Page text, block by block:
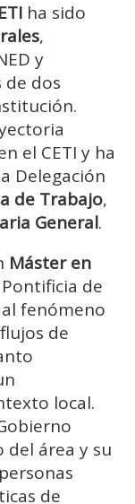
ha sido
,
y
dos
el CETI y ha
Delegación
de Trabajo,
General.
Máster en
de
fenómeno
de
local.
del área y su
de